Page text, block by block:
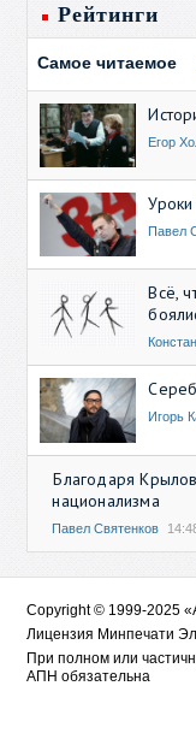
Рейтинги
Самое читаемое
Егор
Павел
Всё,
Игорь
Благодаря
национализма
Павел Святенков
Copyright © 1999-2025
Лицензия Минпечати
При полном или
АПН обязательна